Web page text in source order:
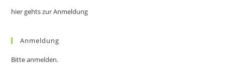
hier gehts zur Anmeldung
Anmeldung
Bitte anmelden.